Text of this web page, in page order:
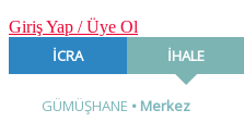
Giriş Yap / Üye Ol